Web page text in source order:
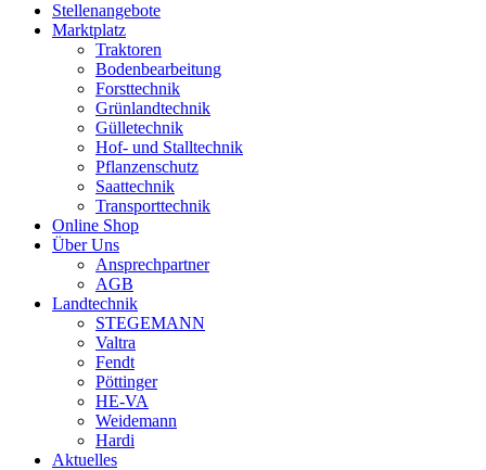
Stellenangebote
Marktplatz
Traktoren
Bodenbearbeitung
Forsttechnik
Grünlandtechnik
Gülletechnik
Hof- und Stalltechnik
Pflanzenschutz
Saattechnik
Transporttechnik
Online Shop
Über Uns
Ansprechpartner
AGB
Landtechnik
STEGEMANN
Valtra
Fendt
Pöttinger
HE-VA
Weidemann
Hardi
Aktuelles